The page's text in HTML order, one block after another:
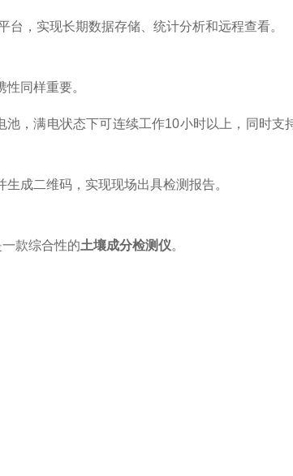
，实现长期数据存储、统计分析和远程查看。
同样重要。
，满电状态下可连续工作10小时以上，同时支
成二维码，实现现场出具检测报告。
一款综合性的土壤成分检测仪。